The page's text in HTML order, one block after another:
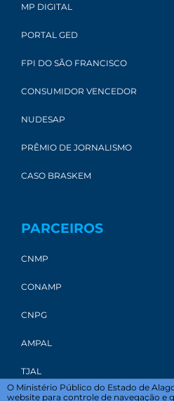
MP DIGITAL
PORTAL GED
FPI DO SÃO FRANCISCO
CONSUMIDOR VENCEDOR
NUDESAP
PRÊMIO DE JORNALISMO
CASO BRASKEM
PARCEIROS
CNMP
CONAMP
CNPG
AMPAL
TJAL
O Ministério Público do Estado de
website para controle de navegação e